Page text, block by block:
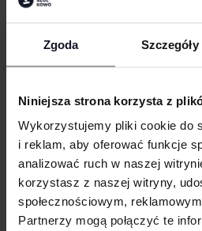
Zgoda Szczegóły
Niniejsza strona korzysta z
Wykorzystujemy pliki cookie do
i reklam, aby oferować funkcje
analizować ruch w naszej
korzystasz z naszej witryny,
społecznościowym,
Partnerzy mogą połączyć te